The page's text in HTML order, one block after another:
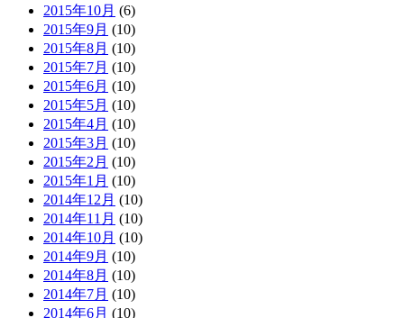
2015年10月 (6)
2015年9月 (10)
2015年8月 (10)
2015年7月 (10)
2015年6月 (10)
2015年5月 (10)
2015年4月 (10)
2015年3月 (10)
2015年2月 (10)
2015年1月 (10)
2014年12月 (10)
2014年11月 (10)
2014年10月 (10)
2014年9月 (10)
2014年8月 (10)
2014年7月 (10)
2014年6月 (10)